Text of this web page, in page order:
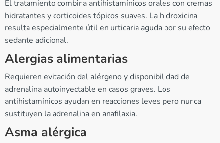
El tratamiento combina antihistamínicos orales con cremas
hidratantes y corticoides tópicos suaves. La hidroxicina
resulta especialmente útil en urticaria aguda por su efecto
sedante adicional.
Alergias alimentarias
Requieren evitación del alérgeno y disponibilidad de
adrenalina autoinyectable en casos graves. Los
antihistamínicos ayudan en reacciones leves pero nunca
sustituyen la adrenalina en anafilaxia.
Asma alérgica